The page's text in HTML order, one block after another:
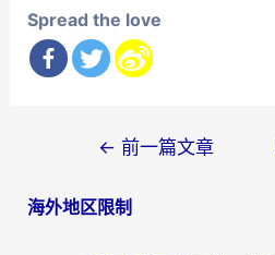
Spread the love
导
← 前一篇文章
海外地区限制